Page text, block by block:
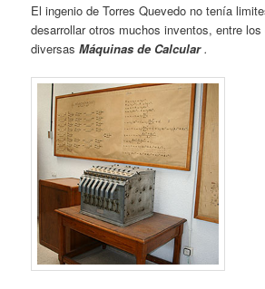
El ingenio de Torres Quevedo no tenía
desarrollar otros muchos inventos, entre
diversasMáquinas de Calcular .